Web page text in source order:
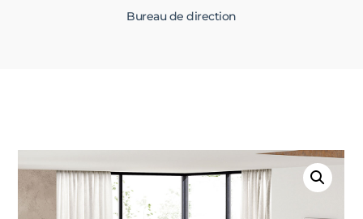
Bureau de direction